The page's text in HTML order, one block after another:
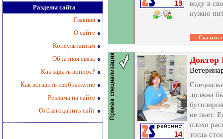
Разделы сайта
Главная
О сайте
Консультантам
Обратная связь
Как задать вопрос?
Как вставить изображение
Реклама на сайте
Отблагодарить сайт
воду в
нужно
должна
не пьет.
плохо
тогда